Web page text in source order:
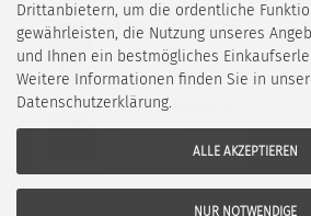
12 Paar Rtepo Arbe
ab7,99 EUR
0,79 EUR pro Paar
Schleifscheiben 12
0,16 EUR pro Stück
Drittanbietern, um die ordentliche
gewährleisten, die Nutzung unseres
und Ihnen ein bestmögliches
Weitere Informationen finden Sie in
Datenschutzerklärung.
ALLE AKZEPTIEREN
NUR NOTWENDIGE